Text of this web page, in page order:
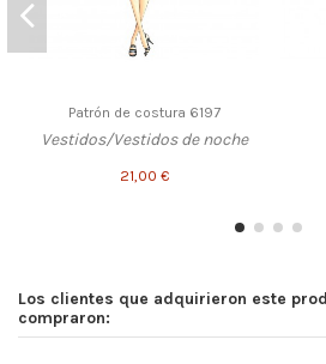
Patrón de costura 6197
Vestidos/Vestidos de noche
21,00 €
Los clientes que adquirieron este
compraron: